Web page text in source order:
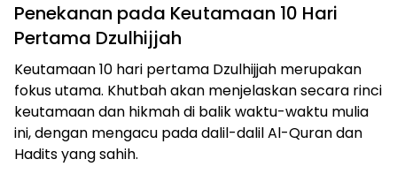
Penekanan pada Keutamaan 10 Hari
Pertama Dzulhijjah
Keutamaan 10 hari pertama Dzulhijjah merupakan
fokus utama. Khutbah akan menjelaskan secara rinci
keutamaan dan hikmah di balik waktu-waktu mulia
ini, dengan mengacu pada dalil-dalil Al-Quran dan
Hadits yang sahih.